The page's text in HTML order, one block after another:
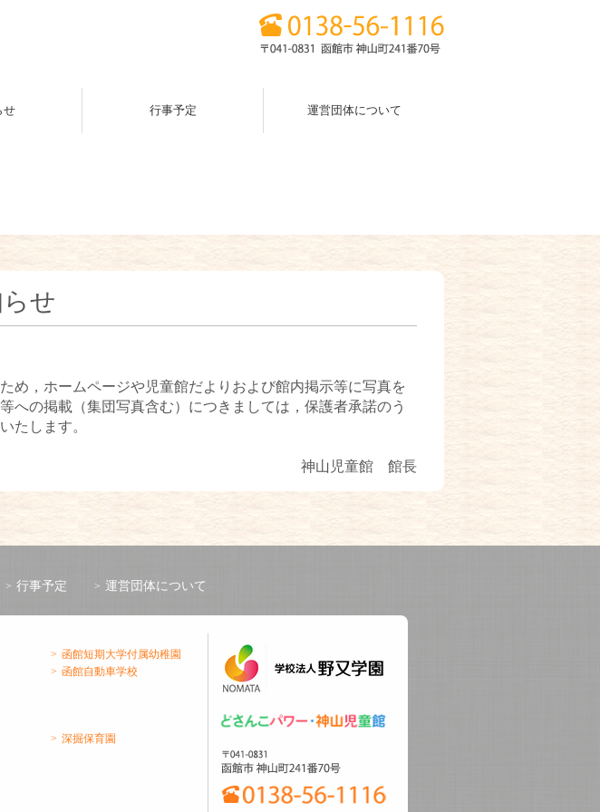
せ 行事予定 運営団体について
せ
め，ホームページや児童館だよりおよび館内掲示等に写真を
への掲載（集団写真含む）につきましては，保護者承諾のう
たします。
神山児童館 館長
行事予定 運営団体について
函館短期大学付属幼稚園
函館自動車学校
深掘保育園